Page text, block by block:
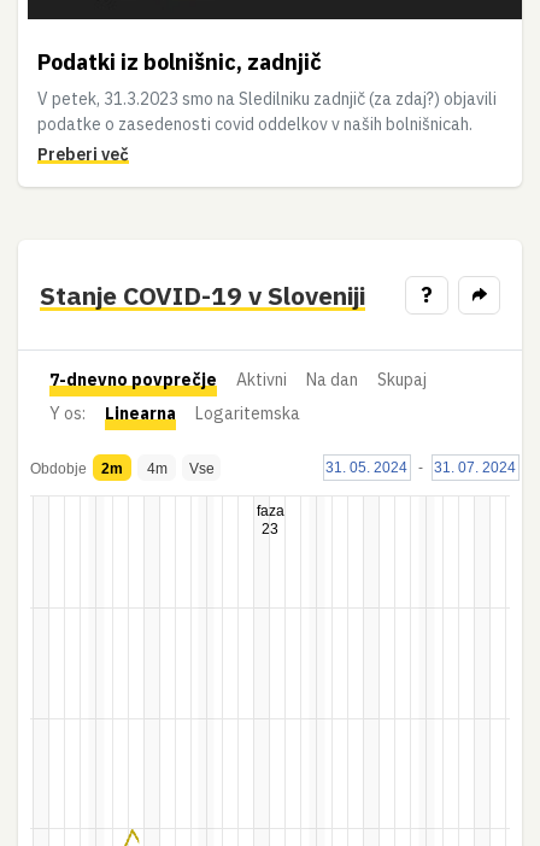
Podatki iz bolnišnic, zadnjič
V petek, 31.3.2023 smo na Sledilniku zadnjič (za zdaj?) objavili
podatke o zasedenosti covid oddelkov v naših bolnišnicah.
Preberi več
Stanje COVID-19 v Sloveniji ?
7-dnevno povprečje Aktivni Na dan
Skupaj
Y os:
Linearna Logaritemska
faza
23
Obdobje 2m 4m Vse 31. 05. 2024 - 31. 07. 2024